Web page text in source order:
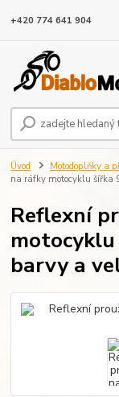
+420 774 641 904
Úvod Motodoplňky a
na ráfky motocyklu šířka
Reflexní
barvy a